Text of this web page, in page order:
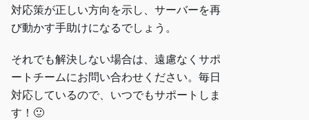
対応策が正しい方向を示し、サーバーを再
び動かす手助けになるでしょう。
それでも解決しない場合は、遠慮なくサポ
ートチームにお問い合わせください。毎日
対応しているので、いつでもサポートしま
す！🙂